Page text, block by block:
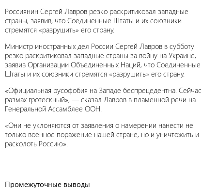
Россиянин Сергей Лавров резко раскритиковал западные
страны, заявив, что Соединенные Штаты и их союзники
стремятся «разрушить» его страну.
Министр иностранных дел России Сергей Лавров в субботу
резко раскритиковал западные страны за войну на Украине,
заявив Организации Объединенных Наций, что Соединенные
Штаты и их союзники стремятся «разрушить» его страну.
«Официальная русофобия на Западе беспрецедентна. Сейчас
размах гротескный», — сказал Лавров в пламенной речи на
Генеральной Ассамблее ООН.
«Они не уклоняются от заявления о намерении нанести не
только военное поражение нашей стране, но и уничтожить и
расколоть Россию».
Промежуточные выводы